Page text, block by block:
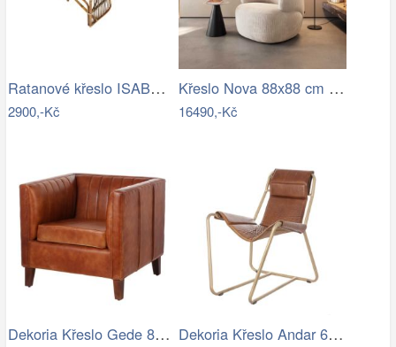
Ratanové křeslo ISABEL - tmavý med
2900,-Kč
Křeslo Nova 88x88 cm manšestr béžová
16490,-Kč
Dekoria Křeslo Gede 80x80x74cm, 80 x 80… Dekoria Křeslo Andar 65x91x91cm, 65 x…